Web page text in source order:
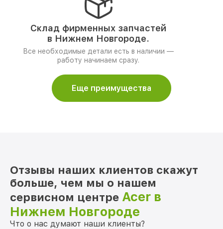
Склад фирменных запчастей
в Нижнем Новгороде.
Все необходимые детали есть в наличии —
работу начинаем сразу.
Еще преимущества
Отзывы наших клиентов скажут
больше, чем мы о нашем
сервисном центре Acer в
Нижнем Новгороде
Что о нас думают наши клиенты?